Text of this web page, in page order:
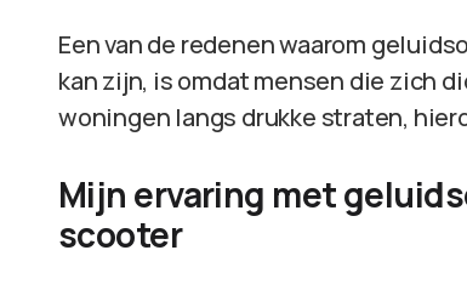
Een van de redenen waarom
kan zijn, is omdat mensen die zich
woningen langs drukke straten,
Mijn ervaring met
scooter